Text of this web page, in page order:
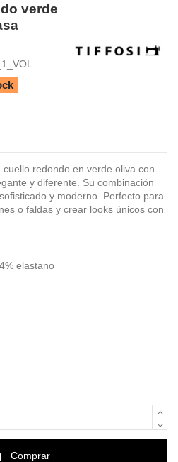
verde
redondo en verde oliva con
y diferente. Su combinación
y moderno. Perfecto para
o faldas y crear looks únicos con
elastano
Comprar